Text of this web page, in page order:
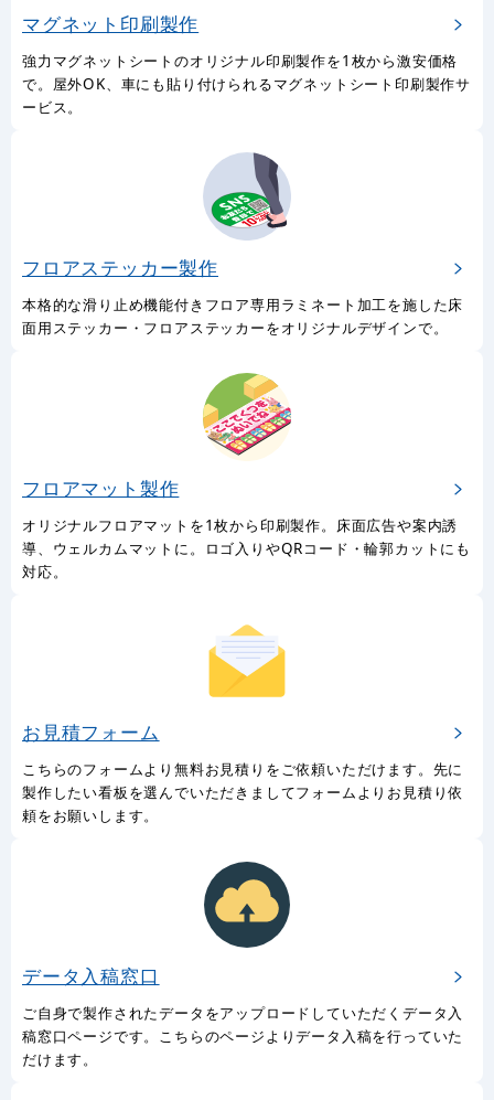
マグネット印刷製作
強力マグネットシートのオリジナル印刷製作を1枚から激安価格
で。屋外OK、車にも貼り付けられるマグネットシート印刷製作サ
ービス。
フロアステッカー製作
本格的な滑り止め機能付きフロア専用ラミネート加工を施した床
面用ステッカー・フロアステッカーをオリジナルデザインで。
フロアマット製作
オリジナルフロアマットを1枚から印刷製作。床面広告や案内誘
導、ウェルカムマットに。ロゴ入りやQRコード・輪郭カットにも
対応。
お見積フォーム
こちらのフォームより無料お見積りをご依頼いただけます。先に
製作したい看板を選んでいただきましてフォームよりお見積り依
頼をお願いします。
データ入稿窓口
ご自身で製作されたデータをアップロードしていただくデータ入
稿窓口ページです。こちらのページよりデータ入稿を行っていた
だけます。